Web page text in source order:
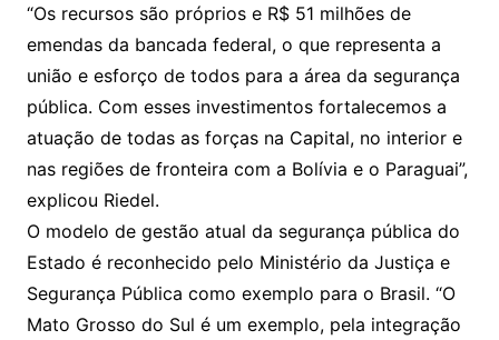
“Os recursos são próprios e R$ 51 milhões de
emendas da bancada federal, o que representa a
união e esforço de todos para a área da segurança
pública. Com esses investimentos fortalecemos a
atuação de todas as forças na Capital, no interior e
nas regiões de fronteira com a Bolívia e o Paraguai”,
explicou Riedel.
O modelo de gestão atual da segurança pública do
Estado é reconhecido pelo Ministério da Justiça e
Segurança Pública como exemplo para o Brasil. “O
Mato Grosso do Sul é um exemplo, pela integração